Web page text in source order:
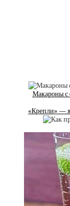
Макароны с
«Крепли» — я